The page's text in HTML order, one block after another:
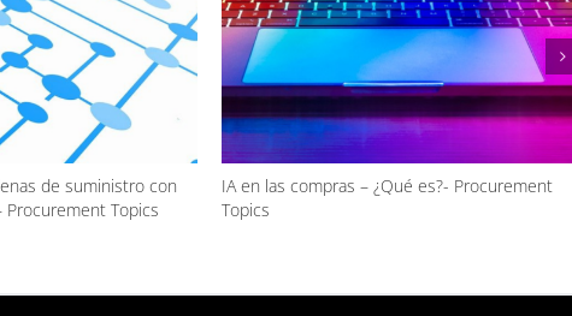
de suministro con
Procurement Topics
IA en las compras – ¿Qué es?- Procurement
Topics